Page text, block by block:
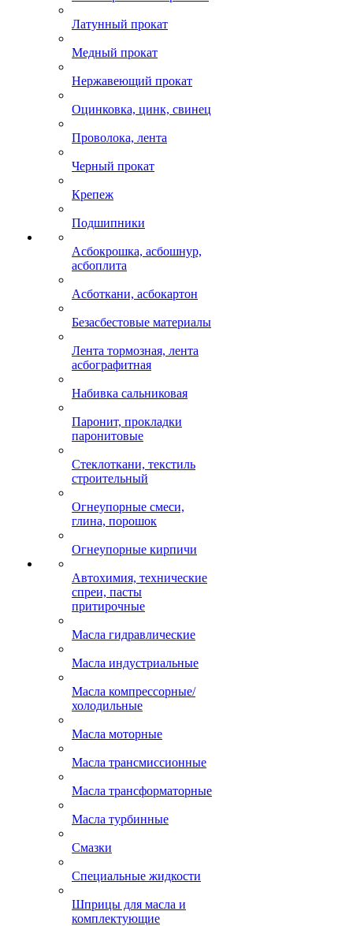
Латунный прокат
Медный прокат
Нержавеющий прокат
Оцинковка, цинк, свинец
Проволока, лента
Черный прокат
Крепеж
Подшипники
Асбокрошка, асбошнур,
асбоплита
Асботкани, асбокартон
Безасбестовые материалы
Лента тормозная, лента
асбографитная
Набивка сальниковая
Паронит, прокладки
паронитовые
Стеклоткани, текстиль
строительный
Огнеупорные смеси,
глина, порошок
Огнеупорные кирпичи
Автохимия, технические
спреи, пасты
притирочные
Масла гидравлические
Масла индустриальные
Масла компрессорные/
холодильные
Масла моторные
Масла трансмиссионные
Масла трансформаторные
Масла турбинные
Смазки
Специальные жидкости
Шприцы для масла и
комплектующие